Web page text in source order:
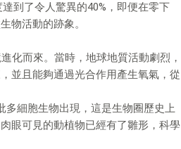
到了令人驚異的40%，即便在零下
物活動的跡象。
化而來。當時，地球地質活動劇烈，
並且能夠通過光合作用產生氧氣，從
多細胞生物出現，這是生物圈歷史上
眼可見的動植物已經有了雛形，科學